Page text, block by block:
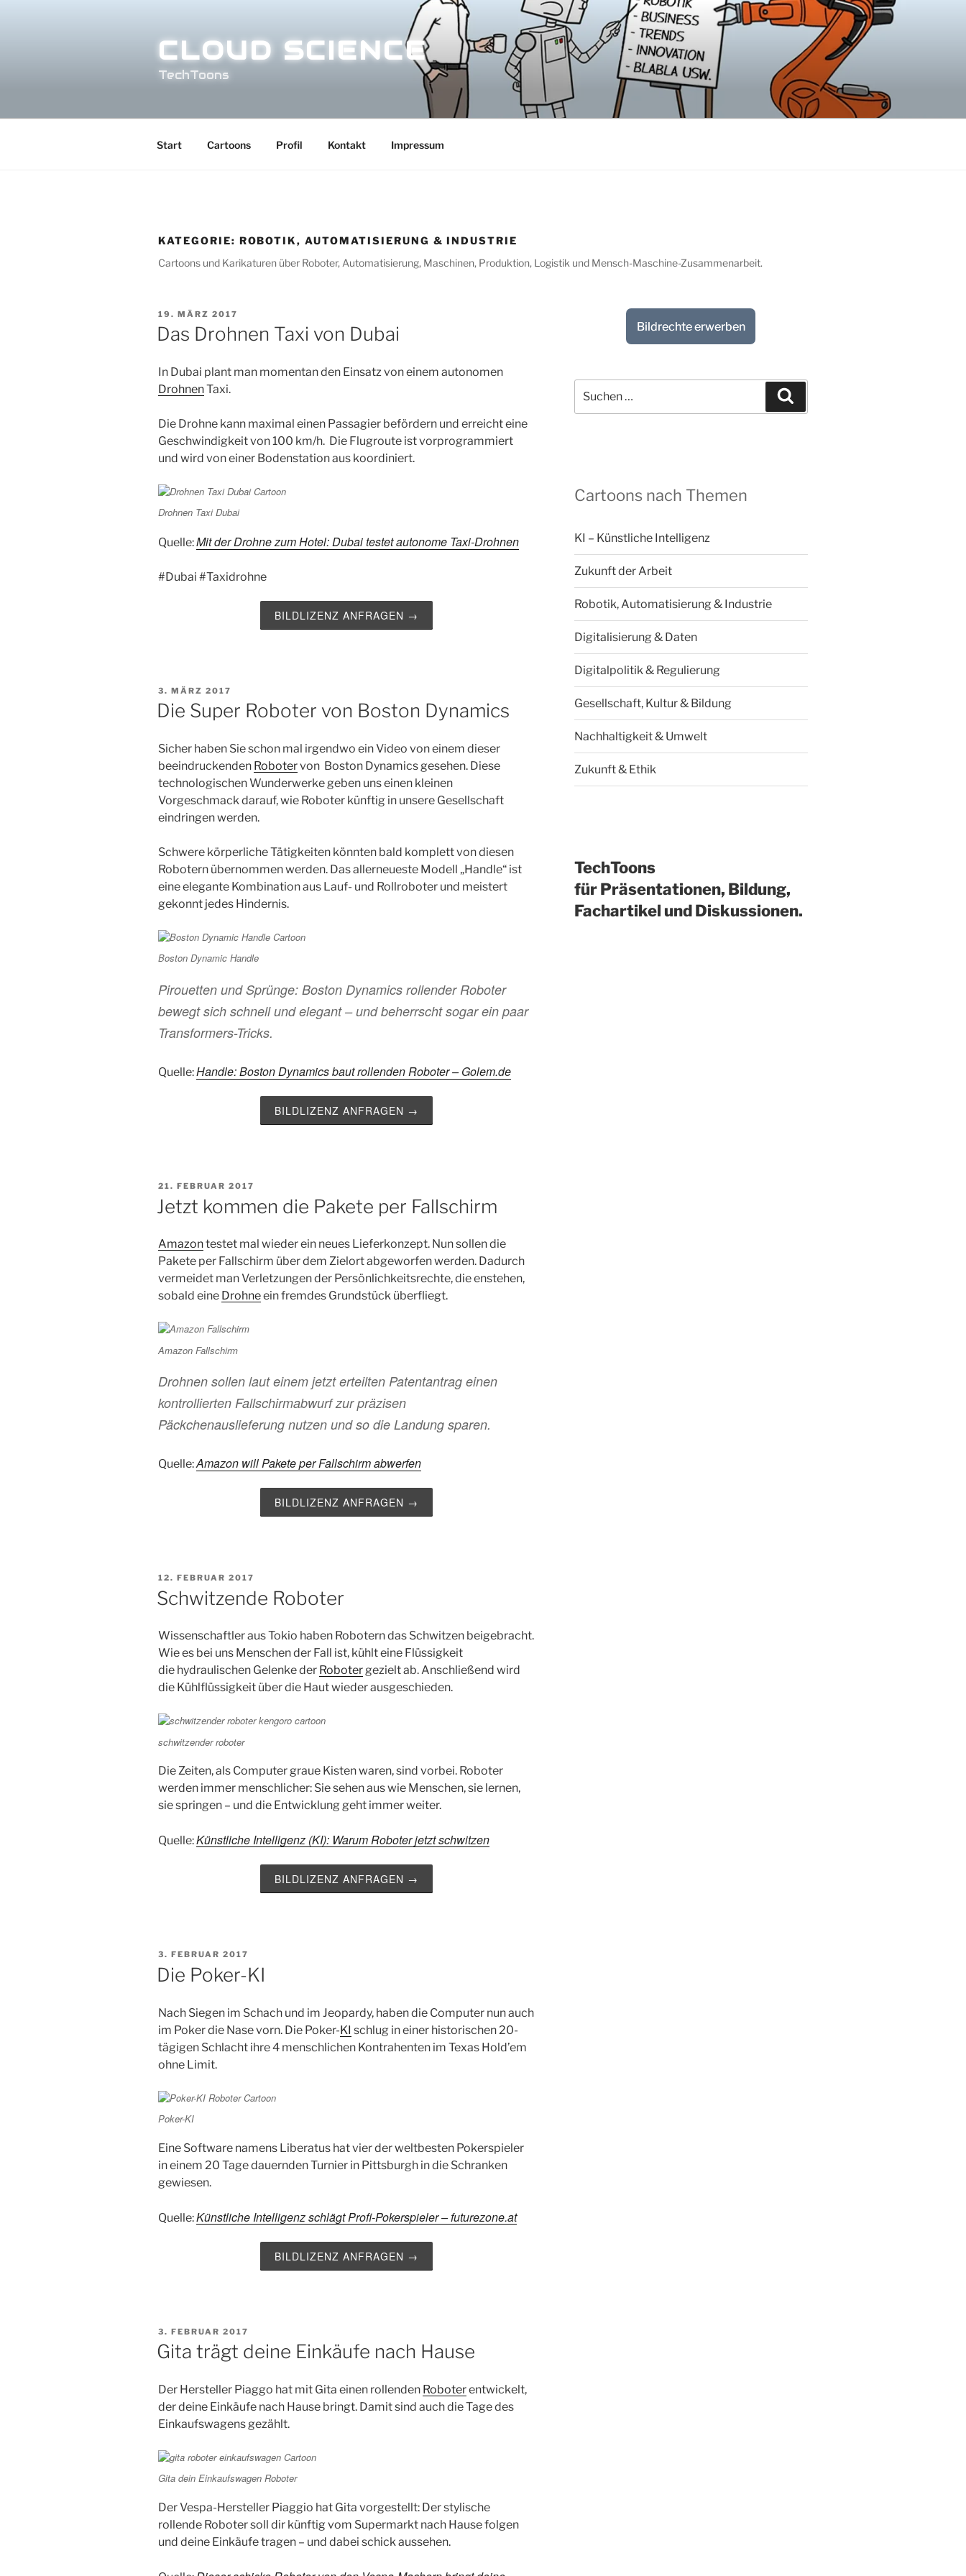
CLOUD SCIENCE
TechToons
Start Cartoons Profil Kontakt Impressum
KATEGORIE: ROBOTIK, AUTOMATISIERUNG & INDUSTRIE
Cartoons und Karikaturen über Roboter, Automatisierung, Maschinen, Produktion, Logistik und Mensch-Maschine-Zusammenarbeit.
VERÖFFENTLICHT
AM
19. MÄRZ 2017
Das Drohnen Taxi von Dubai
In Dubai plant man momentan den Einsatz von einem autonomen
DrohnenTaxi.
Die Drohne kann maximal einen Passagier befördern und erreicht eine
Geschwindigkeit von 100 km/h. Die Flugroute ist vorprogrammiert
und wird von einer Bodenstation aus koordiniert.
Drohnen Taxi Dubai
Quelle:Mit der Drohne zum Hotel: Dubai testet autonome Taxi-Drohnen
#Dubai #Taxidrohne
BILDLIZENZ ANFRAGEN →
VERÖFFENTLICHT
AM
3. MÄRZ 2017
Die Super Roboter von Boston Dynamics
Sicher haben Sie schon mal irgendwo ein Video von einem dieser
beeindruckenden Robotervon Boston Dynamics gesehen. Diese
technologischen Wunderwerke geben uns einen kleinen
Vorgeschmack darauf, wie Roboter künftig in unsere Gesellschaft
eindringen werden.
Schwere körperliche Tätigkeiten könnten bald komplett von diesen
Robotern übernommen werden. Das allerneueste Modell „Handle“ ist
eine elegante Kombination aus Lauf- und Rollroboter und meistert
gekonnt jedes Hindernis.
Boston Dynamic Handle
Pirouetten und Sprünge: Boston Dynamics rollender Roboter
bewegt sich schnell und elegant – und beherrscht sogar ein paar
Transformers-Tricks.
Quelle:Handle: Boston Dynamics baut rollenden Roboter – Golem.de
BILDLIZENZ ANFRAGEN →
VERÖFFENTLICHT
AM
21. FEBRUAR 2017
Jetzt kommen die Pakete per Fallschirm
Amazontestet mal wieder ein neues Lieferkonzept. Nun sollen die
Pakete per Fallschirm über dem Zielort abgeworfen werden. Dadurch
vermeidet man Verletzungen der Persönlichkeitsrechte, die enstehen,
sobald eine Drohneein fremdes Grundstück überfliegt.
Amazon Fallschirm
Drohnen sollen laut einem jetzt erteilten Patentantrag einen
kontrollierten Fallschirmabwurf zur präzisen
Päckchenauslieferung nutzen und so die Landung sparen.
Quelle:Amazon will Pakete per Fallschirm abwerfen
BILDLIZENZ ANFRAGEN →
VERÖFFENTLICHT
AM
12. FEBRUAR 2017
Schwitzende Roboter
Wissenschaftler aus Tokio haben Robotern das Schwitzen beigebracht.
Wie es bei uns Menschen der Fall ist, kühlt eine Flüssigkeit
die hydraulischen Gelenke der Robotergezielt ab. Anschließend wird
die Kühlflüssigkeit über die Haut wieder ausgeschieden.
schwitzender roboter
Die Zeiten, als Computer graue Kisten waren, sind vorbei. Roboter
werden immer menschlicher: Sie sehen aus wie Menschen, sie lernen,
sie springen – und die Entwicklung geht immer weiter.
Quelle:Künstliche Intelligenz (KI): Warum Roboter jetzt schwitzen
BILDLIZENZ ANFRAGEN →
VERÖFFENTLICHT
AM
3. FEBRUAR 2017
Die Poker-KI
Nach Siegen im Schach und im Jeopardy, haben die Computer nun auch
im Poker die Nase vorn. Die Poker-KI schlug in einer historischen 20-
tägigen Schlacht ihre 4 menschlichen Kontrahenten im Texas Hold’em
ohne Limit.
Poker-KI
Eine Software namens Liberatus hat vier der weltbesten Pokerspieler
in einem 20 Tage dauernden Turnier in Pittsburgh in die Schranken
gewiesen.
Quelle:Künstliche Intelligenz schlägt Profi-Pokerspieler – futurezone.at
BILDLIZENZ ANFRAGEN →
VERÖFFENTLICHT
AM
3. FEBRUAR 2017
Gita trägt deine Einkäufe nach Hause
Der Hersteller Piaggo hat mit Gita einen rollenden Roboterentwickelt,
der deine Einkäufe nach Hause bringt. Damit sind auch die Tage des
Einkaufswagens gezählt.
Gita dein Einkaufswagen Roboter
Der Vespa-Hersteller Piaggio hat Gita vorgestellt: Der stylische
rollende Roboter soll dir künftig vom Supermarkt nach Hause folgen
und deine Einkäufe tragen – und dabei schick aussehen.
Bildrechte erwerben
nach:
Cartoons nach Themen
KI – Künstliche Intelligenz
Zukunft der Arbeit
Robotik, Automatisierung & Industrie
Digitalisierung & Daten
Digitalpolitik & Regulierung
Gesellschaft, Kultur & Bildung
Nachhaltigkeit & Umwelt
Zukunft & Ethik
TechToons
für Präsentationen, Bildung,
Fachartikel und Diskussionen.